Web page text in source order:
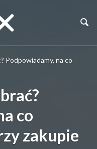
Podpowiadamy, na co
co
zakupie